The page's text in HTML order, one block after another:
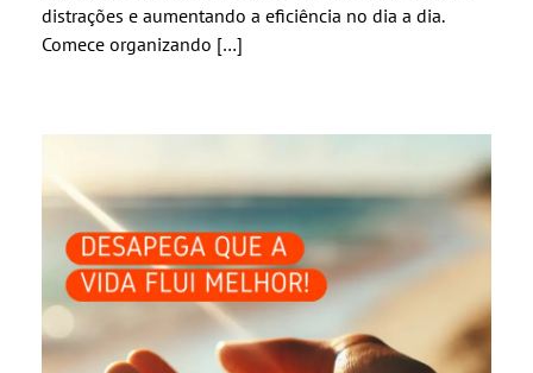
distrações e aumentando a eficiência no dia a dia.
Comece organizando […]